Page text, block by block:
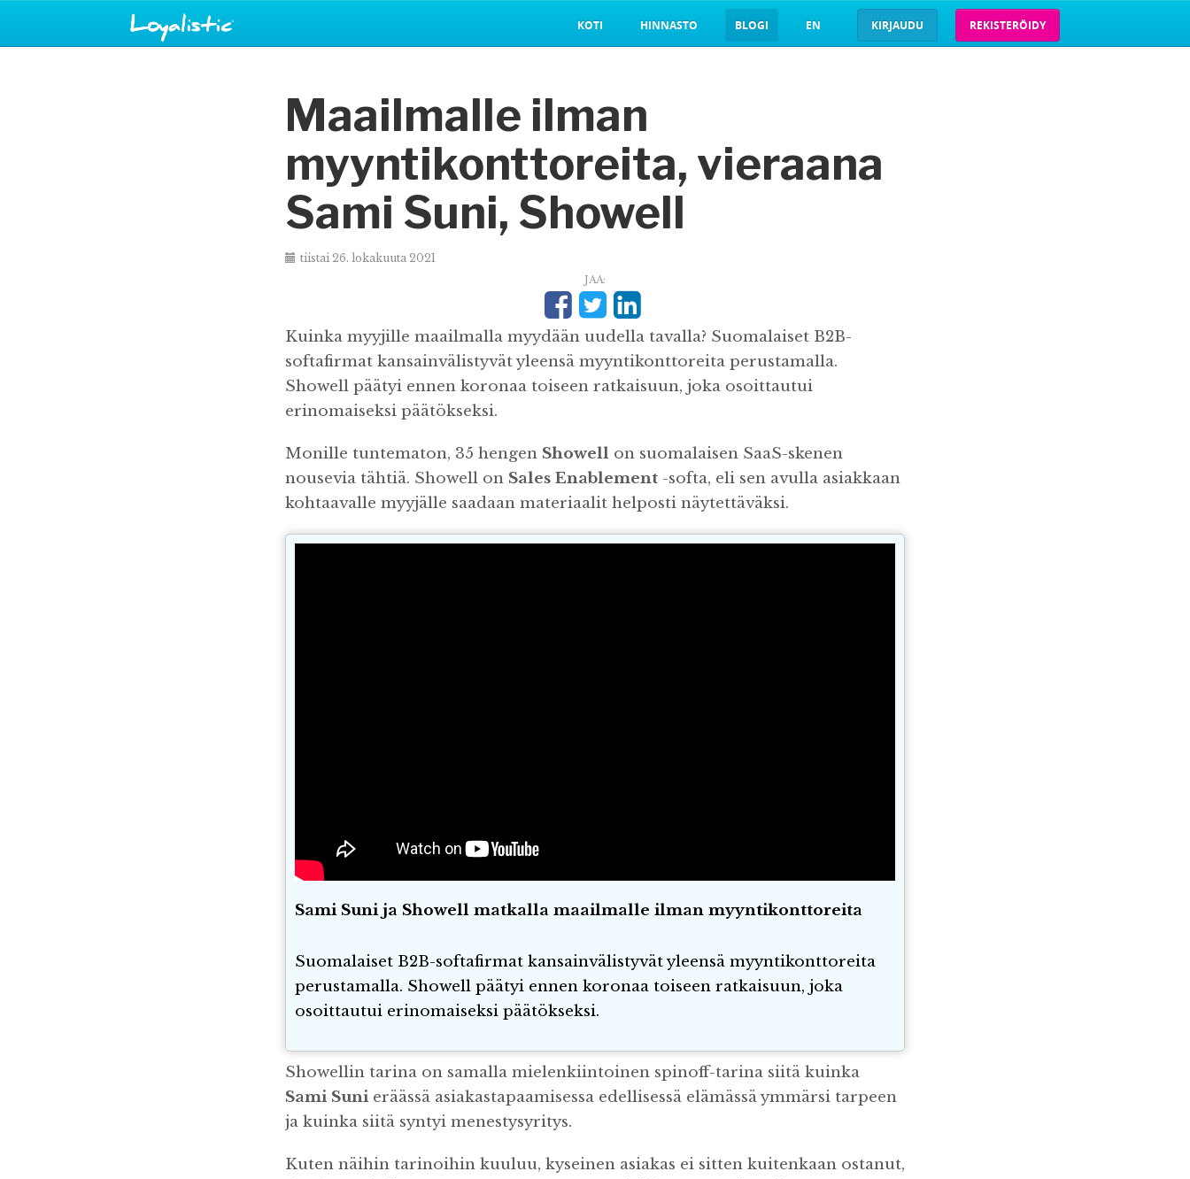
KOTI HINNASTO BLOGI EN KIRJAUDU REKISTERÖIDY
Maailmalle ilman
myyntikonttoreita, vieraana
Sami Suni, Showell
tiistai 26. lokakuuta 2021
JAA:
Kuinka myyjille maailmalla myydään uudella tavalla? Suomalaiset B2B-
softafirmat kansainvälistyvät yleensä myyntikonttoreita perustamalla.
Showell päätyi ennen koronaa toiseen ratkaisuun, joka osoittautui
erinomaiseksi päätökseksi.
Monille tuntematon, 35 hengen Showell on suomalaisen SaaS-skenen
nousevia tähtiä. Showell on Sales Enablement -softa, eli sen avulla asiakkaan
kohtaavalle myyjälle saadaan materiaalit helposti näytettäväksi.
Sami Suni ja Showell matkalla maailmalle ilman myyntikonttoreita
Suomalaiset B2B-softafirmat kansainvälistyvät yleensä myyntikonttoreita
perustamalla. Showell päätyi ennen koronaa toiseen ratkaisuun, joka
osoittautui erinomaiseksi päätökseksi.
Showellin tarina on samalla mielenkiintoinen spinoff-tarina siitä kuinka
Sami Suni eräässä asiakastapaamisessa edellisessä elämässä ymmärsi tarpeen
ja kuinka siitä syntyi menestysyritys.
Kuten näihin tarinoihin kuuluu, kyseinen asiakas ei sitten kuitenkaan ostanut,